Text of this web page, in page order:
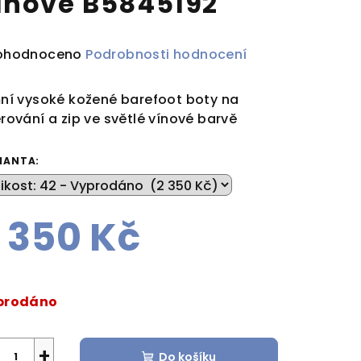
Podrobnosti hodnocení
vysoké kožené barefoot boty na
a zip ve světlé vínové barvě
350 Kč
Do košíku